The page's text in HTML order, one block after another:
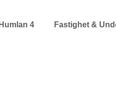
4 Fastighet &